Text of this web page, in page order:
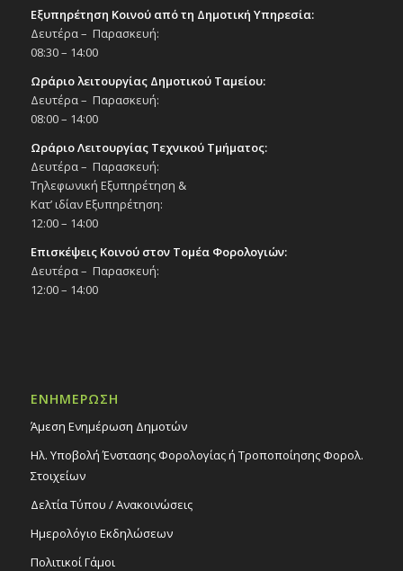
Εξυπηρέτηση Κοινού από τη Δημοτική Υπηρεσία:
Δευτέρα – Παρασκευή:
08:30 – 14:00
Ωράριο λειτουργίας Δημοτικού Ταμείου:
Δευτέρα – Παρασκευή:
08:00 – 14:00
Ωράριο Λειτουργίας Τεχνικού Τμήματος:
Δευτέρα – Παρασκευή:
Τηλεφωνική Εξυπηρέτηση &
Κατ’ ιδίαν Εξυπηρέτηση:
12:00 – 14:00
Επισκέψεις Κοινού στον Τομέα Φορολογιών:
Δευτέρα – Παρασκευή:
12:00 – 14:00
ΕΝΗΜΕΡΩΣΗ
Άμεση Ενημέρωση Δημοτών
Ηλ. Υποβολή Ένστασης Φορολογίας ή Τροποποίησης Φορολ.
Στοιχείων
Δελτία Τύπου / Ανακοινώσεις
Ημερολόγιο Εκδηλώσεων
Πολιτικοί Γάμοι